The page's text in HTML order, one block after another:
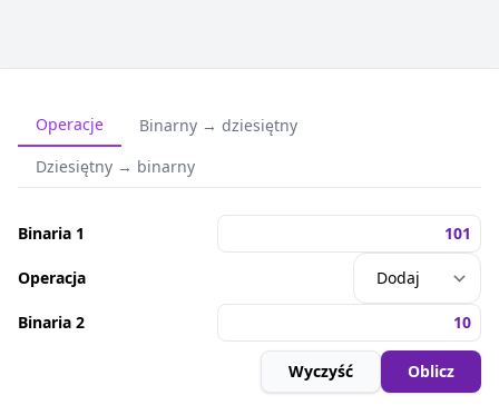
Operacje
Binarny → dziesiętny
Dziesiętny → binarny
Binaria 1
Operacja
Binaria 2
Wyczyść Oblicz